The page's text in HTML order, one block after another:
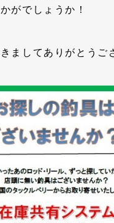
がでしょうか！
ましてありがとうご